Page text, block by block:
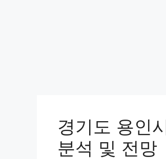
경기도 용인
분석 및 전망